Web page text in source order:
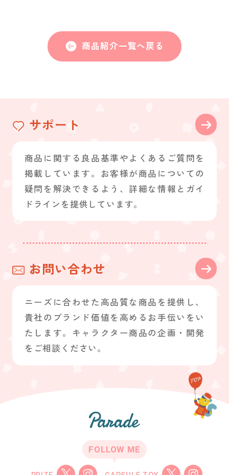
商品紹介一覧へ戻る
サポート
商品に関する良品基準やよくあるご質問を
掲載しています。お客様が商品についての
疑問を解決できるよう、詳細な情報とガイ
ドラインを提供しています。
お問い合わせ
ニーズに合わせた高品質な商品を提供し、
貴社のブランド価値を高めるお手伝いをい
たします。キャラクター商品の企画・開発
をご相談ください。
FOLLOW ME